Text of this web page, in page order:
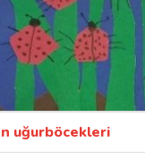
uğurböcekleri